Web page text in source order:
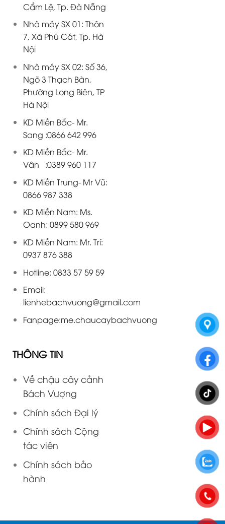
Cẩm Lệ, Tp. Đà Nẵng
Nhà máy SX 01: Thôn
7, Xã Phú Cát, Tp. Hà
Nội
Nhà máy SX 02: Số 36,
Ngõ 3 Thạch Bàn,
Phường Long Biên, TP
Hà Nội
KD Miền Bắc- Mr.
Sang :0866 642 996
KD Miền Bắc- Mr.
Vân :0389 960 117
KD Miền Trung- Mr Vũ:
0866 987 338
KD Miền Nam: Ms.
Oanh: 0899 580 969
KD Miền Nam: Mr. Trí:
0937 876 388
Hotline: 0833 57 59 59
Email:
lienhebachvuong@gmail.com
Fanpage:me.chaucaybachvuong
THÔNG TIN
Về chậu cây cảnh
Bách Vượng
Chính sách Đại lý
Chính sách Cộng
tác viên
Chính sách bảo
hành